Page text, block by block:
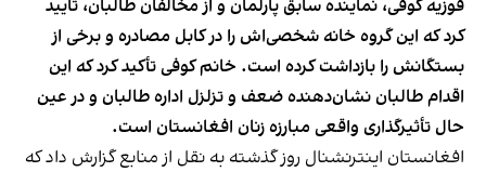
فوزیه کوفی، نماینده سابق پارلمان و از مخالفان طالبان، تایید
کرد که این گروه خانه شخصی‌اش را در کابل مصادره و برخی از
بستگانش را بازداشت کرده‌ است. خانم کوفی تأکید کرد که این
اقدام طالبان نشان‌دهنده ضعف و تزلزل اداره طالبان و در عین
حال تأثیرگذاری واقعی مبارزه زنان افغانستان است.
افغانستان اینترنشنال روز گذشته به نقل از منابع گزارش داد که